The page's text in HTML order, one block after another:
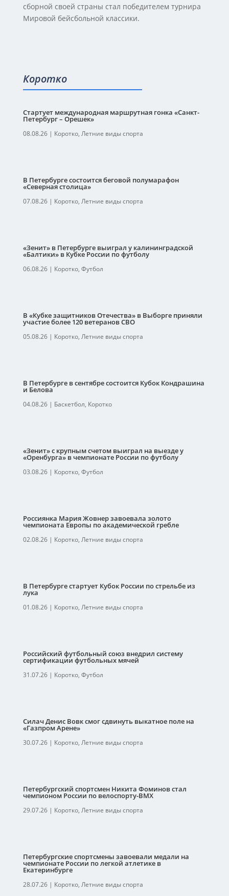
сборной своей страны стал победителем турнира
Мировой бейсбольной классики.
Коротко
Стартует международная маршрутная гонка «Санкт-
Петербург – Орешек»
08.08.26| Коротко, Летние виды спорта
В Петербурге состоится беговой полумарафон
«Северная столица»
07.08.26| Коротко, Летние виды спорта
«Зенит» в Петербурге выиграл у калининградской
«Балтики» в Кубке России по футболу
06.08.26| Коротко, Футбол
В «Кубке защитников Отечества» в Выборге приняли
участие более 120 ветеранов СВО
05.08.26| Коротко, Летние виды спорта
В Петербурге в сентябре состоится Кубок Кондрашина
и Белова
04.08.26| Баскетбол, Коротко
«Зенит» с крупным счетом выиграл на выезде у
«Оренбурга» в чемпионате России по футболу
03.08.26| Коротко, Футбол
Россиянка Мария Жовнер завоевала золото
чемпионата Европы по академической гребле
02.08.26| Коротко, Летние виды спорта
В Петербурге стартует Кубок России по стрельбе из
лука
01.08.26| Коротко, Летние виды спорта
Российский футбольный союз внедрил систему
сертификации футбольных мячей
31.07.26| Коротко, Футбол
Силач Денис Вовк смог сдвинуть выкатное поле на
«Газпром Арене»
30.07.26| Коротко, Летние виды спорта
Петербургский спортсмен Никита Фоминов стал
чемпионом России по велоспорту-ВМХ
29.07.26| Коротко, Летние виды спорта
Петербургские спортсмены завоевали медали на
чемпионате России по легкой атлетике в
Екатеринбурге
28.07.26| Коротко, Летние виды спорта